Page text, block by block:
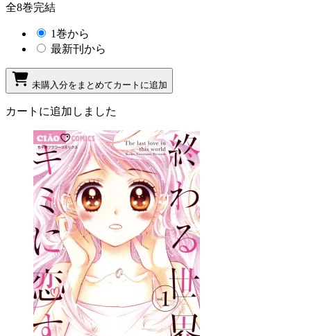
全8巻完結
1巻から
最新刊から
未購入分をまとめてカートに追加
カートに追加しました